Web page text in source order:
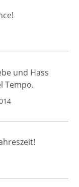
und Hass
Tempo.